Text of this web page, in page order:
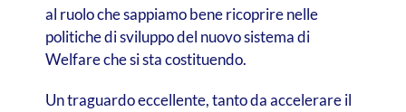
al ruolo che sappiamo bene ricoprire nelle
politiche di sviluppo del nuovo sistema di
Welfare che si sta costituendo.
Un traguardo eccellente, tanto da accelerare il